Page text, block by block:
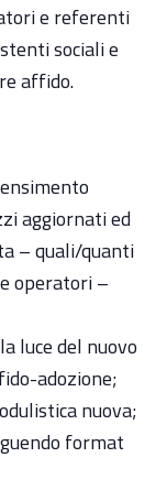
e referenti
sociali e
affido.
aggiornati ed
– quali/quanti
operatori –
luce del nuovo
adozione;
nuova;
format